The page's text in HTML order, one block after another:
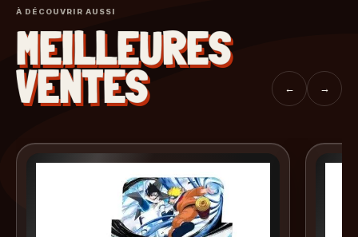
À DÉCOUVRIR AUSSI
MEILLEURES
VENTES ← →